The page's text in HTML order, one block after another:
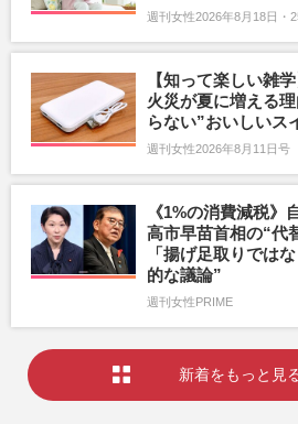
週刊女性2026年8月18日・
【知って楽しい雑
火災が夏に増える
らない”おいしいス
週刊女性2026年8月11日号
《1%の消費減税》
高市早苗首相の“代
「揚げ足取りでは
的な議論”
週刊女性PRIME
新着をもっと見